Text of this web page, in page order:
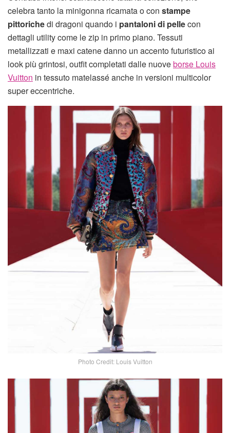
celebra tanto la minigonna ricamata o con stampe
pittorichedi dragoni quando i pantaloni di pellecon
dettagli utility come le zip in primo piano. Tessuti
metallizzati e maxi catene danno un accento futuristico ai
look più grintosi, outfit completati dalle nuoveborse Louis
Vuitton in tessuto matelassé anche in versioni multicolor
super eccentriche.
Photo Credit: Louis Vuitton